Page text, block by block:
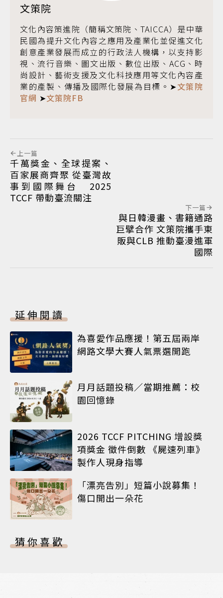
文策院
文化內容策進院（簡稱文策院、TAICCA）是中華
民國為提升文化內容之應用及產業化並促進文化
創意產業發展而成立的行政法人機構，以支持影
視、流行音樂、圖文出版、數位出版、ACG、時
尚設計、藝術支援及文化科技應用等文化內容產
業的產製、傳播及國際化發展為目標。➤文策院
官網 ➤文策院FB
上一篇
千萬獎金、全球提案、
百家展商齊聚 從臺灣故
事到國際舞台 2025
TCCF 帶動臺流關注
下一篇
與日韓漫畫、書籍通路
巨擘合作 文策院攜手東
販與CLB 推動臺漫進軍
國際
延伸閱讀
為喜愛作品應援！第五屆兩岸
網路文學大賽人氣票選開跑
月月話題投稿／當期推薦：校
園回憶錄
2026 TCCF PITCHING 增設獎
項獎金 徵件倒數 《屍速列車》
製作人現身指導
「漂亮告別」短篇小說募集！
傷口開出一朵花
猜你喜歡